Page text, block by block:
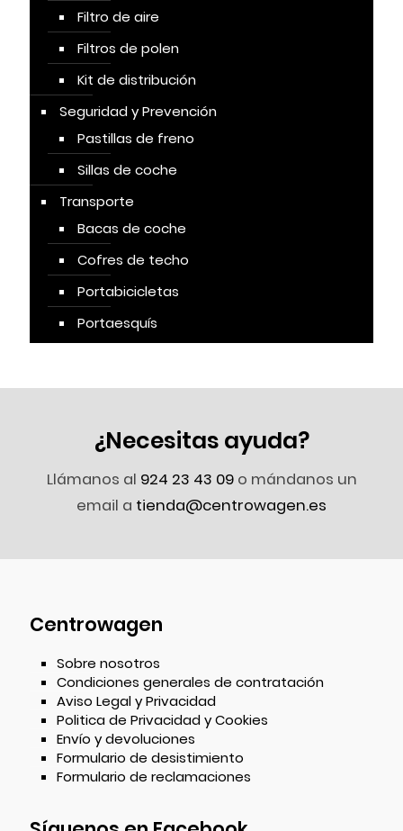
Filtro de aire
Filtros de polen
Kit de distribución
Seguridad y Prevención
Pastillas de freno
Sillas de coche
Transporte
Bacas de coche
Cofres de techo
Portabicicletas
Portaesquís
¿Necesitas ayuda?
Llámanos al 924 23 43 09o mándanos un
email a tienda@centrowagen.es
Centrowagen
Sobre nosotros
Condiciones generales de contratación
Aviso Legal y Privacidad
Politica de Privacidad y Cookies
Envío y devoluciones
Formulario de desistimiento
Formulario de reclamaciones